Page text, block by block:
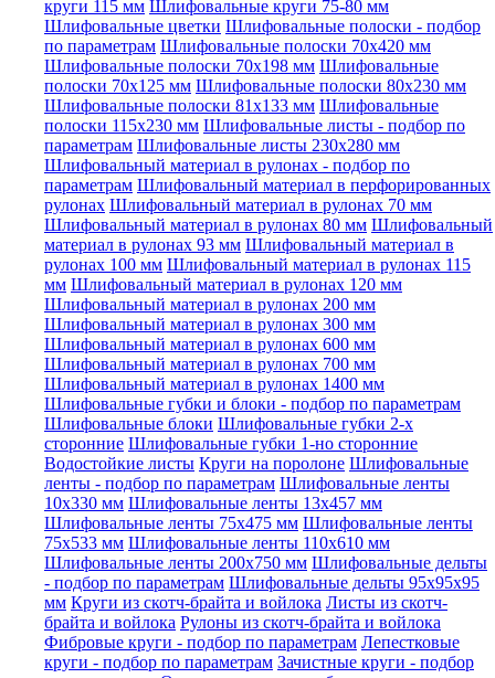
круги 115 мм Шлифовальные круги 75-80 мм
Шлифовальные цветки Шлифовальные полоски - подбор
по параметрам Шлифовальные полоски 70x420 мм
Шлифовальные полоски 70x198 мм Шлифовальные
полоски 70x125 мм Шлифовальные полоски 80x230 мм
Шлифовальные полоски 81x133 мм Шлифовальные
полоски 115x230 мм Шлифовальные листы - подбор по
параметрам Шлифовальные листы 230x280 мм
Шлифовальный материал в рулонах - подбор по
параметрам Шлифовальный материал в перфорированных
рулонах Шлифовальный материал в рулонах 70 мм
Шлифовальный материал в рулонах 80 мм Шлифовальный
материал в рулонах 93 мм Шлифовальный материал в
рулонах 100 мм Шлифовальный материал в рулонах 115
мм Шлифовальный материал в рулонах 120 мм
Шлифовальный материал в рулонах 200 мм
Шлифовальный материал в рулонах 300 мм
Шлифовальный материал в рулонах 600 мм
Шлифовальный материал в рулонах 700 мм
Шлифовальный материал в рулонах 1400 мм
Шлифовальные губки и блоки - подбор по параметрам
Шлифовальные блоки Шлифовальные губки 2-х
сторонние Шлифовальные губки 1-но сторонние
Водостойкие листы Круги на поролоне Шлифовальные
ленты - подбор по параметрам Шлифовальные ленты
10x330 мм Шлифовальные ленты 13x457 мм
Шлифовальные ленты 75x475 мм Шлифовальные ленты
75x533 мм Шлифовальные ленты 110x610 мм
Шлифовальные ленты 200x750 мм Шлифовальные дельты
- подбор по параметрам Шлифовальные дельты 95x95x95
мм Круги из скотч-брайта и войлока Листы из скотч-
брайта и войлока Рулоны из скотч-брайта и войлока
Фибровые круги - подбор по параметрам Лепестковые
круги - подбор по параметрам Зачистные круги - подбор